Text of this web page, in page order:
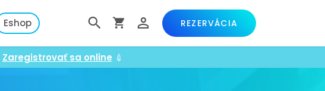
Eshop REZERVÁCIA
Zaregistrovať sa online 💉